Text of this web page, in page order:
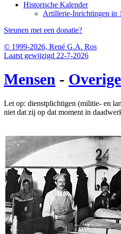
Historische Kalender
Artillerie-Inrichtingen in
Steunen met een donatie?
© 1999-2026, René G.A. Ros
Laatst gewijzigd 22-7-2026
Mensen -
Let op: dienstplichtigen (militie- en
niet dat zij op dat moment in